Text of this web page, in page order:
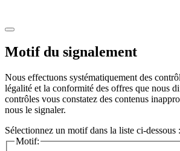
Motif du signalement
Nous effectuons systématiquement des
légalité et la conformité des offres que nous
contrôles vous constatez des contenus
nous le signaler.
Sélectionnez un motif dans la liste ci-dessous :
Motif: